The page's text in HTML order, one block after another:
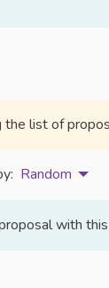
the list of
Random
with